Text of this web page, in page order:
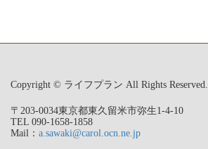
Copyright © ライフプラン All Rights Reserved.
〒203-0034東京都東久留米市弥生1-4-10
TEL 090-1658-1858
Mail： a.sawaki@carol.ocn.ne.jp